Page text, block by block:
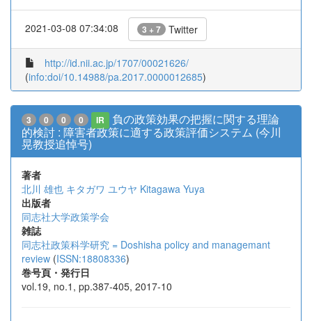
2021-03-08 07:34:08 3 + 7 Twitter
http://id.nii.ac.jp/1707/00021626/
(info:doi/10.14988/pa.2017.0000012685)
3 0 0 0 IR
負の政策効果の把握に関する理論
的検討 : 障害者政策に適する政策評価システム (今川
晃教授追悼号)
著者
北川 雄也 キタガワ ユウヤ Kitagawa Yuya
出版者
同志社大学政策学会
雑誌
同志社政策科学研究 = Doshisha policy and managemant
review (ISSN:18808336)
巻号頁・発行日
vol.19, no.1, pp.387-405, 2017-10